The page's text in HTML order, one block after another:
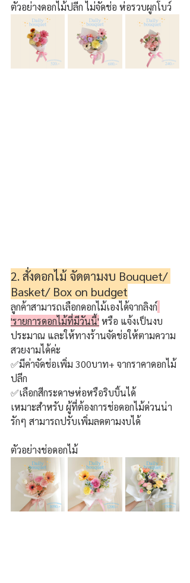
ตัวอย่างดอกไม้ปลีก ไม่จัดช่อ ห่อรวบผูกโบว์
2. สั่งดอกไม้ จัดตามงบ Bouquet/
Basket/ Box on budget
ลูกค้าสามารถเลือกดอกไม้เองได้จากลิงก์
'รายการดอกไม้ที่มีวันนี้' หรือ แจ้งเป็นงบ
ประมาณ และให้ทางร้านจัดช่อให้ตามความ
สวยงามได้ค่ะ
✅มีค่าจัดช่อเพิ่ม 300บาท+ จากราคาดอกไม้
ปลีก
✅เลือกสีกระดาษห่อหรือริบบิ้นได้
เหมาะสำหรับ ผู้ที่ต้องการช่อดอกไม้ด่วนน่า
รักๆ สามารถปรับเพิ่มลดตามงบได้
ตัวอย่างช่อดอกไม้